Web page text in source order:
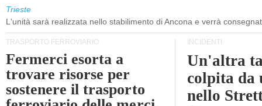
Trieste
L'unità sarà realizzata nello stabilimento di Ancona e verrà
TRASPORTO FERROVIARIO
Fermerci esorta a
trovare risorse per
sostenere il trasporto
INCIDENTI
Un'altra
colpita da
nello